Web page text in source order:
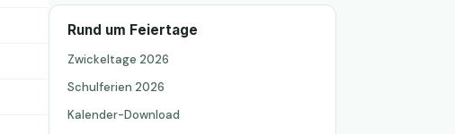
Rund um Feiertage
Zwickeltage 2026
Schulferien 2026
Kalender-Download